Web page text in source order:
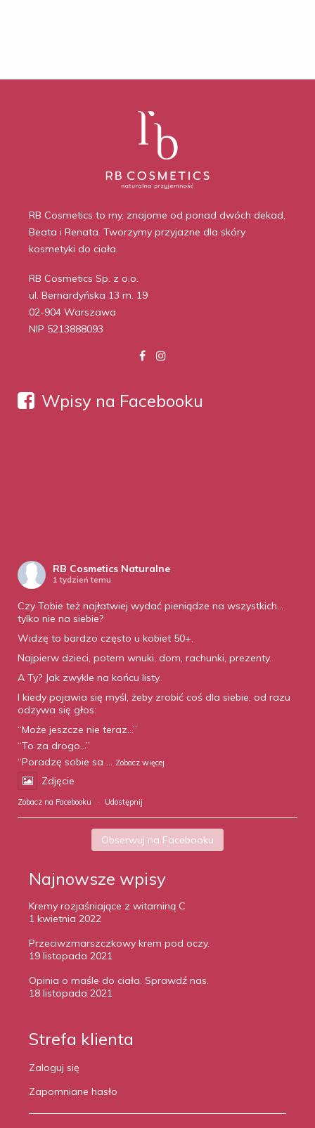
RB Cosmetics to my, znajome od ponad dwóch dekad,
Beata i Renata. Tworzymy przyjazne dla skóry
kosmetyki do ciała.
RB Cosmetics Sp. z o.o.
ul. Bernardyńska 13 m. 19
02-904 Warszawa
NIP 5213888093
Wpisy na Facebooku
RB Cosmetics Naturalne
1 tydzień temu
Czy Tobie też najłatwiej wydać pieniądze na wszystkich…
tylko nie na siebie?
Widzę to bardzo często u kobiet 50+.
Najpierw dzieci, potem wnuki, dom, rachunki, prezenty.
A Ty? Jak zwykle na końcu listy.
I kiedy pojawia się myśl, żeby zrobić coś dla siebie, od razu
odzywa się głos:
“Może jeszcze nie teraz…”
“To za drogo…”
“Poradzę sobie sa ... Zobacz więcej
Zdjęcie
Zobacz na Facebooku · Udostępnij
Obserwuj na Facebooku
Najnowsze wpisy
Kremy rozjaśniające z witaminą C
1 kwietnia 2022
Przeciwzmarszczkowy krem pod oczy.
19 listopada 2021
Opinia o maśle do ciała. Sprawdź nas.
18 listopada 2021
Strefa klienta
Zaloguj się
Zapomniane hasło